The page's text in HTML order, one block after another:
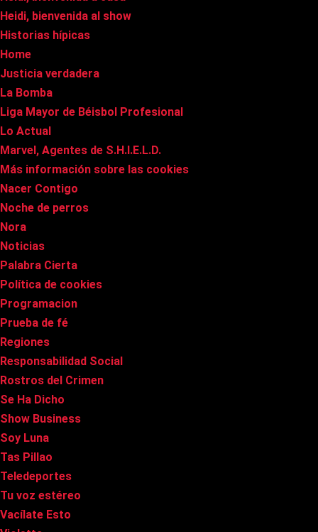
Heidi, bienvenida al show
Historias hípicas
Home
Justicia verdadera
La Bomba
Liga Mayor de Béisbol Profesional
Lo Actual
Marvel, Agentes de S.H.I.E.L.D.
Más información sobre las cookies
Nacer Contigo
Noche de perros
Nora
Noticias
Palabra Cierta
Política de cookies
Programacion
Prueba de fé
Regiones
Responsabilidad Social
Rostros del Crimen
Se Ha Dicho
Show Business
Soy Luna
Tas Pillao
Teledeportes
Tu voz estéreo
Vacílate Esto